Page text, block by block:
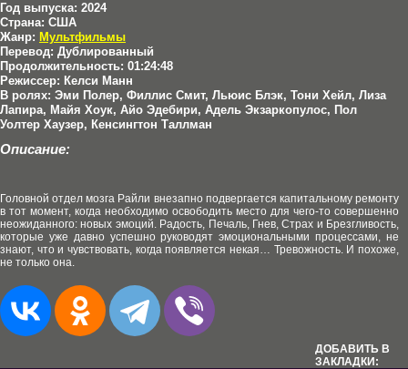
Год выпуска: 2024
Страна: США
Жанр: Мультфильмы
Перевод: Дублированный
Продолжительность: 01:24:48
Режиссер: Келси Манн
В ролях: Эми Полер, Филлис Смит, Льюис Блэк, Тони Хейл, Лиза
Лапира, Майя Хоук, Айо Эдебири, Адель Экзаркопулос, Пол
Уолтер Хаузер, Кенсингтон Таллман
Описание:
Головной отдел мозга Райли внезапно подвергается капитальному ремонту
в тот момент, когда необходимо освободить место для чего-то совершенно
неожиданного: новых эмоций. Радость, Печаль, Гнев, Страх и Брезгливость,
которые уже давно успешно руководят эмоциональными процессами, не
знают, что и чувствовать, когда появляется некая… Тревожность. И похоже,
не только она.
ДОБАВИТЬ В
ЗАКЛАДКИ: